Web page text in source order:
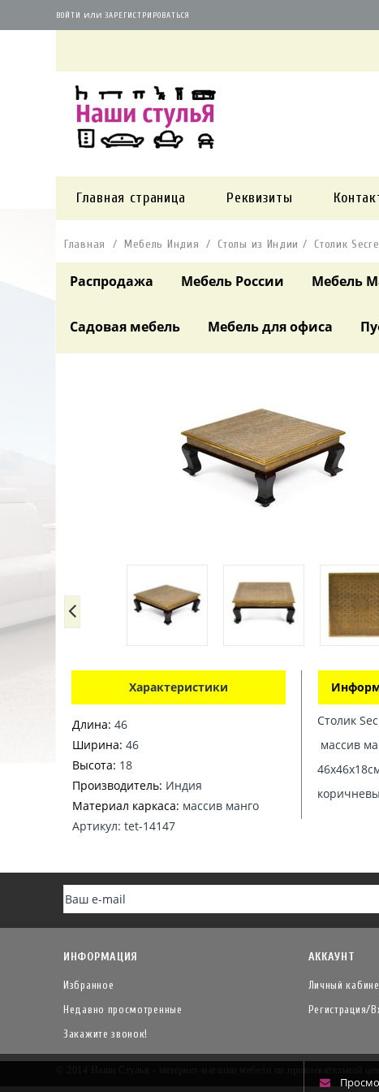
ВОЙТИ или ЗАРЕГИСТРИРОВАТЬСЯ
Главная страница Реквизиты
Главная Мебель Индия Столы из Индии Столик
Распродажа Мебель России Мебель
Садовая мебель Мебель для офиса
Характеристики
Длина: 46
Ширина: 46
Высота: 18
Производитель: Индия
Материал каркаса: массив манго
Артикул: tet-14147
Столик
массив
ИНФОРМАЦИЯ
Избранное
Недавно просмотренные
Закажите звонок!
АККАУНТ
Личный
Регистрация/